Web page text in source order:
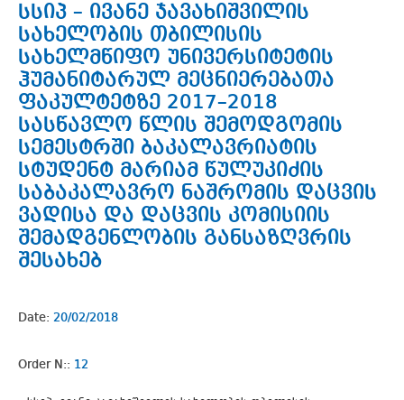
სსიპ – ივანე ჯავახიშვილის
სახელობის თბილისის
სახელმწიფო უნივერსიტეტის
ჰუმანიტარულ მეცნიერებათა
ფაკულტეტზე 2017–2018
სასწავლო წლის შემოდგომის
სემესტრში ბაკალავრიატის
სტუდენტ მარიამ წულუკიძის
საბაკალავრო ნაშრომის დაცვის
ვადისა და დაცვის კომისიის
შემადგენლობის განსაზღვრის
შესახებ
Date: 20/02/2018
Order N:: 12